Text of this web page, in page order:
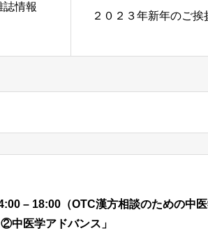
誌情報
２０２３年新年のご挨
– 18:00（OTC漢方相談のための中
医学アドバンス」